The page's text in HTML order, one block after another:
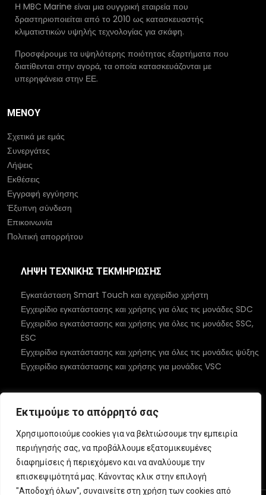
Εκτιμούμε το απόρρητό σας
Χρησιμοποιούμε cookies για να βελτιώσουμε την εμπειρία
περιήγησής σας, να προβάλλουμε εξατομικευμένες
διαφημίσεις ή περιεχόμενο και να αναλύουμε την
επισκεψιμότητά μας. Κάνοντας κλικ στην επιλογή
"Αποδοχή όλων", συναινείτε στη χρήση των cookies από
Η MBC Marine είναι μια ουγγρική εταιρεία που
δραστηριοποιείται από το 2010 ως κατασκευαστής
κλιματιστικών υψηλής τεχνολογίας για σκάφη.
Προσφέρουμε τα υψηλότερης ποιότητας εξαρτήματα που
διατίθενται στην αγορά, τα οποία κατασκευάζονται με
υπερηφάνεια στην ΕΕ.
ΜΕΝΟΎ
Σχετικά με εμάς
Συνεργάτες
Λήψεις
Εκθέσεις
Εγγραφή εγγύησης
Έξυπνη σύνδεση
Επικοινωνία
Πολιτική απορρήτου
ΛΉΨΗ ΤΕΧΝΙΚΉΣ ΤΕΚΜΗΡΊΩΣΗΣ
Εγκατάσταση Smart Touch και εγχειρίδιο χρήστη
Εγχειρίδιο εγκατάστασης και χρήσης για όλες τις μονάδες SDC
Εγχειρίδιο εγκατάστασης και χρήσης για όλες τις μονάδες SSC,
ESC
Εγχειρίδιο εγκατάστασης και χρήσης για όλες τις μονάδες ψύξης
Εγχειρίδιο εγκατάστασης και χρήσης για μονάδες VSC
ΚΟΙΝΩΝΙΚΉ